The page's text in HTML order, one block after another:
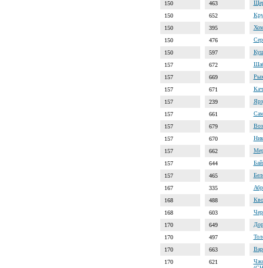
150 463
150
652
150
395
150
476
150
597
157
672
157
669
157
671
157
239
157
661
157
679
157
670
157
662
157
644
157
465
167
335
168
488
168
603
170
649
170
497
170
663
170
621